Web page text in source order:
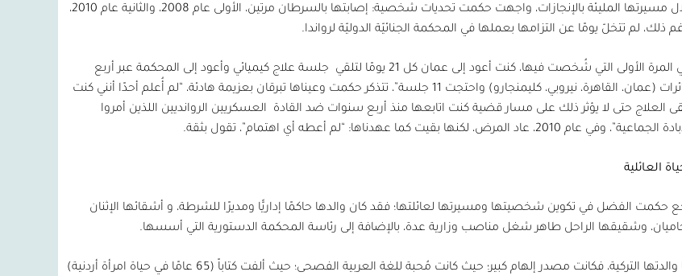
مسيرتها المليئة بالإنجازات، واجهت حكمت تحديات شخصية: إصابتها بالسرطان مرتين، الأولى عام 2008، والثانية عام 2010،
ذلك، لم تتخلّ يومًا عن التزامها بعملها في المحكمة الجنائيّة الدوليّة لرواندا.
المرة الأولى التي شُخصت فيها، كنت أعود إلى عمان كل 21يومًا لتلقي
جلسة علاج كيميائي وأعود إلى المحكمة عبر أربع
(عمان، القاهرة، نيروبي، كليمنجارو) واحتجت 11 جلسة”، تتذكر حكمت وعيناها تبرقان بعزيمة هادئة، “لم أُعلم أحدًا أنني كنت
العلاج حتى لا يؤثر ذلك على مسار قضية كنت اتابعها منذ أربع سنوات ضد القادة
العسكريين الروانديين اللذين أمروا
الجماعية”، وفي عام 2010، عاد المرض، لكنها بقيت كما عهدناها: “لم أعطه أي اهتمام”، تقول بثقة.
العائلية
حكمت الفضل في تكوين شخصيتها ومسيرتها لعائلتها؛ فقد كان والدها حاكمًا إداريًّا ومديرًا للشرطة، و أشقائها الإثنان
وشقيقها الراحل طاهر شغل مناصب وزارية عدة، بالإضافة إلى رئاسة المحكمة الدستورية التي أسسها.
والدتها التركية، فكانت مصدر إلهام كبير؛ حيث كانت مُحبة للغة العربية الفصحى؛ حيث ألفت كتاباً (65 عامًا في حياة امرأة أردنية)